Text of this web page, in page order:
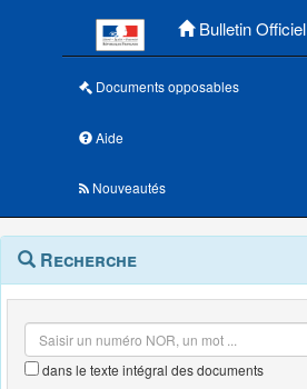
Bulletin Officiel
Documents opposables
Aide
Nouveautés
Navigation
outils
Menu
contextuel
Recherche
dans le texte intégral des documents